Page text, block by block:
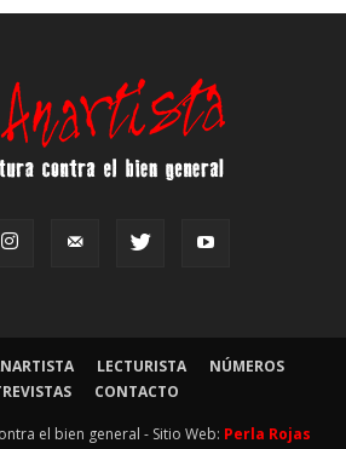
LECTURISTA
NÚMEROS
CONTACTO
el bien general - Sitio Web: Perla Rojas